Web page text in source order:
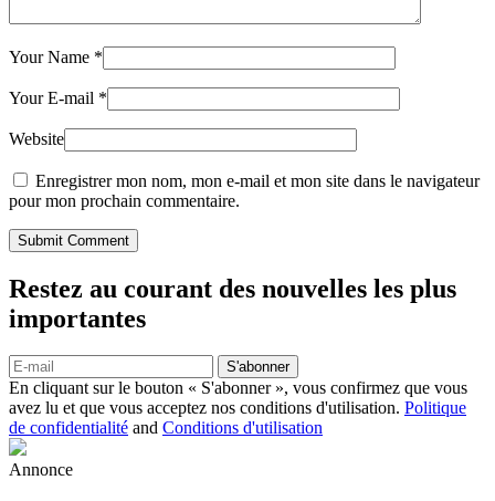
Your Name *
Your E-mail *
Website
Enregistrer mon nom, mon e-mail et mon site dans le navigateur
pour mon prochain commentaire.
Submit Comment
Restez au courant des nouvelles les plus
importantes
S'abonner
En cliquant sur le bouton « S'abonner », vous confirmez que vous
avez lu et que vous acceptez nos conditions d'utilisation. Politique
de confidentialité and Conditions d'utilisation
Annonce